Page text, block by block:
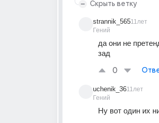
Скрыть ветку
strannik_565
Гений
11лет
да они не
зад
0
uchenik_36
Гений
11лет
Ну вот один их